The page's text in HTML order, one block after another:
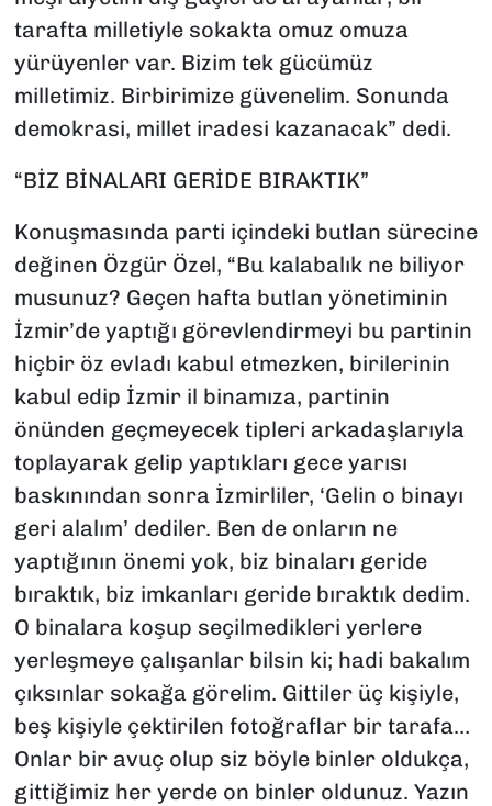
tarafta milletiyle sokakta omuz omuza
yürüyenler var. Bizim tek gücümüz
milletimiz. Birbirimize güvenelim. Sonunda
demokrasi, millet iradesi kazanacak” dedi.
“BİZ BİNALARI GERİDE BIRAKTIK”
Konuşmasında parti içindeki butlan sürecine
değinen Özgür Özel, “Bu kalabalık ne biliyor
musunuz? Geçen hafta butlan yönetiminin
İzmir’de yaptığı görevlendirmeyi bu partinin
hiçbir öz evladı kabul etmezken, birilerinin
kabul edip İzmir il binamıza, partinin
önünden geçmeyecek tipleri arkadaşlarıyla
toplayarak gelip yaptıkları gece yarısı
baskınından sonra İzmirliler, ‘Gelin o binayı
geri alalım’ dediler. Ben de onların ne
yaptığının önemi yok, biz binaları geride
bıraktık, biz imkanları geride bıraktık dedim.
O binalara koşup seçilmedikleri yerlere
yerleşmeye çalışanlar bilsin ki; hadi bakalım
çıksınlar sokağa görelim. Gittiler üç kişiyle,
beş kişiyle çektirilen fotoğraflar bir tarafa…
Onlar bir avuç olup siz böyle binler oldukça,
gittiğimiz her yerde on binler oldunuz. Yazın